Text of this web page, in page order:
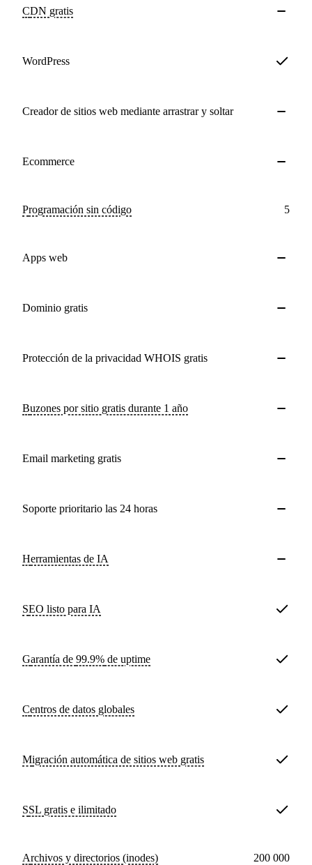
CDN gratis
WordPress
Creador de sitios web mediante arrastrar y soltar
Ecommerce
Programación sin código 5
Apps web
Dominio gratis
Protección de la privacidad WHOIS gratis
buzones por sitio gratis durante 1 año
Email marketing gratis
Soporte prioritario las 24 horas
Herramientas de IA
SEO listo para IA
Garantía de 99.9% de uptime
Centros de datos globales
Migración automática de sitios web gratis
SSL gratis e ilimitado
Archivos y directorios (inodes) 200 000